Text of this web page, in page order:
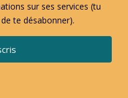
sur ses services (tu
te désabonner).